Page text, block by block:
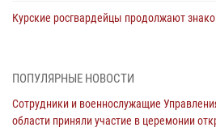
Курские росгвардейцы продолжают
оздоровительных лагерях
05 августа 2026, 09:51
ПОПУЛЯРНЫЕ НОВОСТИ
Сотрудники и военнослужащие
области приняли участие в церемонии